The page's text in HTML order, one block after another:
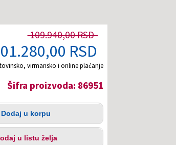
109.940,00 RSD
RSD
virmansko i online plaćanje
Šifra proizvoda: 86951
Dodaj u korpu
u listu želja